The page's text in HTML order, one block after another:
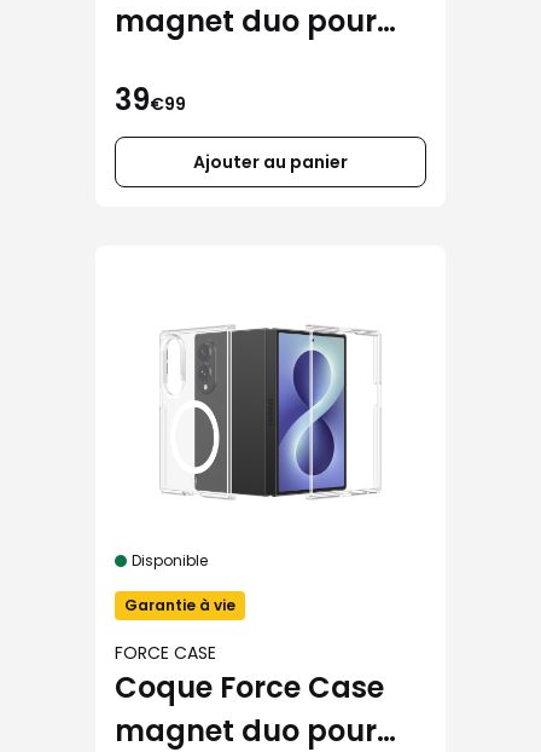
magnet duo pour
Flip 8
39€99
Ajouter au panier
Disponible
Garantie à vie
FORCE CASE
Coque Force Case
magnet duo pour